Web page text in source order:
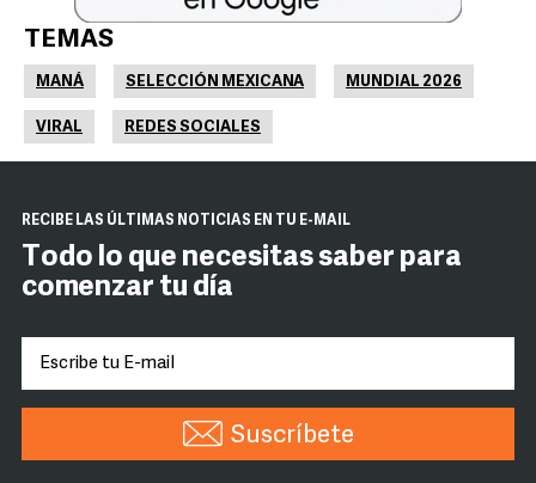
TEMAS
MANÁ SELECCIÓN MEXICANA MUNDIAL 2026
VIRAL REDES SOCIALES
RECIBE LAS ÚLTIMAS NOTICIAS EN TU E-MAIL
Todo lo que necesitas saber para
comenzar tu día
Suscríbete